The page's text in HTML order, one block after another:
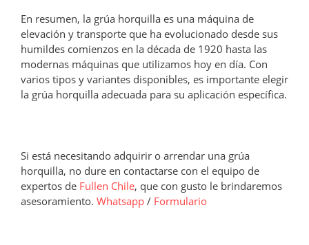
En resumen, la grúa horquilla es una máquina de
elevación y transporte que ha evolucionado desde sus
humildes comienzos en la década de 1920 hasta las
modernas máquinas que utilizamos hoy en día. Con
varios tipos y variantes disponibles, es importante elegir
la grúa horquilla adecuada para su aplicación específica.
Si está necesitando adquirir o arrendar una grúa
horquilla, no dure en contactarse con el equipo de
expertos de Fullen Chile, que con gusto le brindaremos
asesoramiento. Whatsapp / Formulario